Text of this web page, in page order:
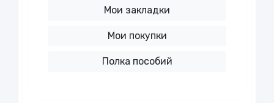
Мои закладки
Мои покупки
Полка пособий